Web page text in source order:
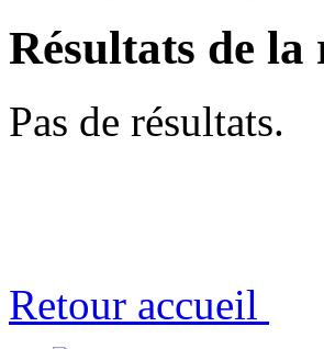
Résultats de la
Pas de résultats.
Retour accueil